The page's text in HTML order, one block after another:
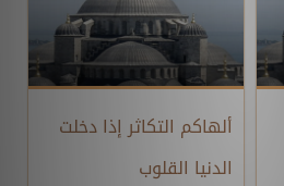
ألهاكم التكاثر إذا دخلت
الدنيا القلوب